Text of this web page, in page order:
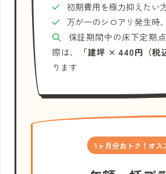
初期費用を極力抑えたい
万が一のシロアリ発生時
保証期間中の床下定期
際は、
「建坪 × 440円（税
ります
1ヶ月分おトク！オス